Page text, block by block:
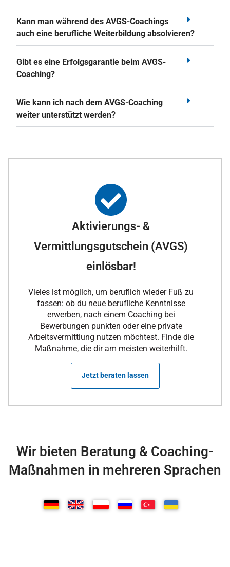
Kann man während des AVGS-Coachings
auch eine berufliche Weiterbildung absolvieren?
Gibt es eine Erfolgsgarantie beim AVGS-
Coaching?
Wie kann ich nach dem AVGS-Coaching
weiter unterstützt werden?
Aktivierungs- &
Vermittlungsgutschein (AVGS)
einlösbar!
Vieles ist möglich, um beruflich wieder Fuß zu
fassen: ob du neue berufliche Kenntnisse
erwerben, nach einem Coaching bei
Bewerbungen punkten oder eine private
Arbeitsvermittlung nutzen möchtest. Finde die
Maßnahme, die dir am meisten weiterhilft.
Jetzt beraten lassen
Wir bieten Beratung & Coaching-
Maßnahmen in mehreren Sprachen